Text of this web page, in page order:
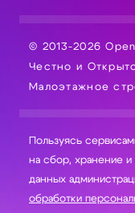
© 2013-2026
Честно и
Малоэтажное
Пользуясь
на сбор, хранение и обработку ваших персональных
данных
обработки